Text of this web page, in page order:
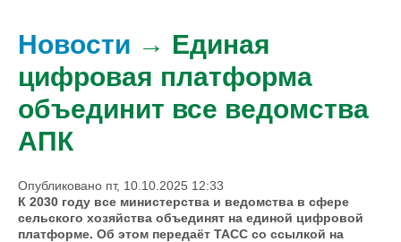
Новости → Единая
цифровая платформа
объединит все ведомства
АПК
Опубликовано пт, 10.10.2025 12:33
К 2030 году все министерства и ведомства в сфере
сельского хозяйства объединят на единой цифровой
платформе. Об этом передаёт ТАСС со ссылкой на